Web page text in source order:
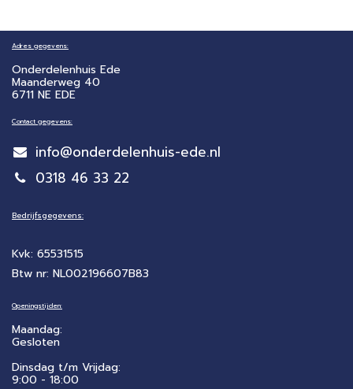
Adres gegevens:
Onderdelenhuis Ede
Maanderweg 40
6711 NE EDE
Contact gegevens:
info@onderdelenhuis-ede.nl
0318 46 33 22
Bedrijfsgegevens:
Kvk: 65531515
Btw nr: NL002196607B83
Openingstijden:
Maandag:
Gesloten
Dinsdag t/m Vrijdag:
9:00 - 18:00